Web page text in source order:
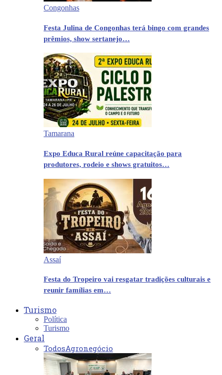
Congonhas
Festa Julina de Congonhas terá bingo com grandes
prêmios, show sertanejo…
Tamarana
Expo Educa Rural reúne capacitação para
produtores, rodeio e shows gratuitos…
Assaí
Festa do Tropeiro vai resgatar tradições culturais e
reunir famílias em…
Turismo
Política
Turismo
Geral
TodosAgronegócio